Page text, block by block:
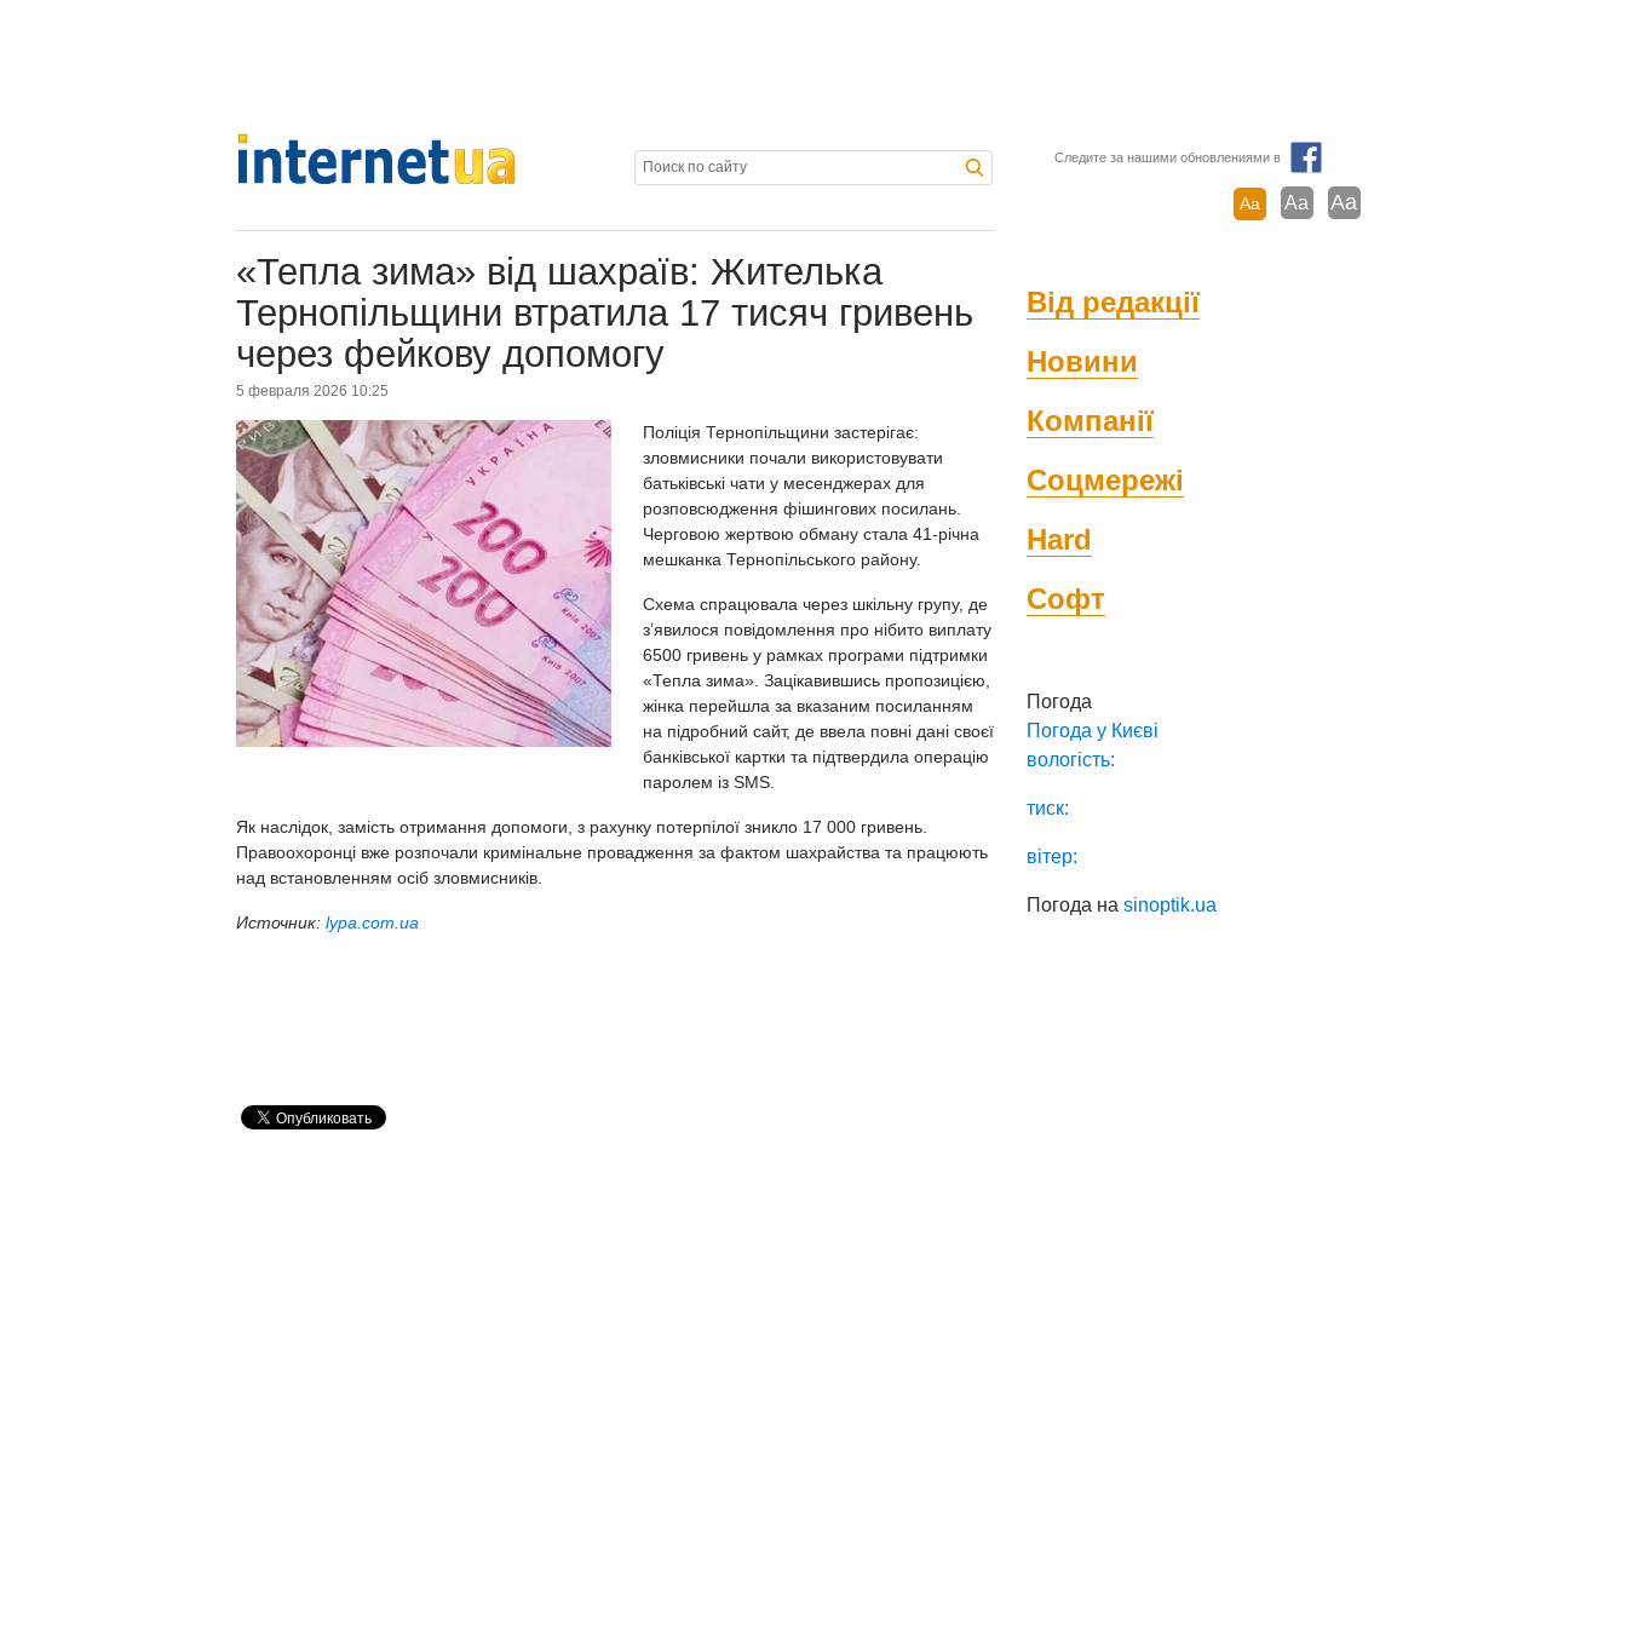
Следите за нашими обновлениями в
Aa Aa Aa
«Тепла зима» від шахраїв: Жителька
Тернопільщини втратила 17 тисяч гривень
через фейкову допомогу
5 февраля 2026 10:25
Поліція Тернопільщини застерігає:
зловмисники почали використовувати
батьківські чати у месенджерах для
розповсюдження фішингових посилань.
Черговою жертвою обману стала 41-річна
мешканка Тернопільського району.
Схема спрацювала через шкільну групу, де
з’явилося повідомлення про нібито виплату
6500 гривень у рамках програми підтримки
«Тепла зима». Зацікавившись пропозицією,
жінка перейшла за вказаним посиланням
на підробний сайт, де ввела повні дані своєї
банківської картки та підтвердила операцію
паролем із SMS.
Як наслідок, замість отримання допомоги, з рахунку потерпілої зникло 17 000 гривень.
Правоохоронці вже розпочали кримінальне провадження за фактом шахрайства та працюють
над встановленням осіб зловмисників.
Источник: lypa.com.ua
Від редакції
Новини
Компанії
Соцмережі
Hard
Софт
Погода
Погода у Києві
вологість:
тиск:
вітер:
Погода наsinoptik.ua